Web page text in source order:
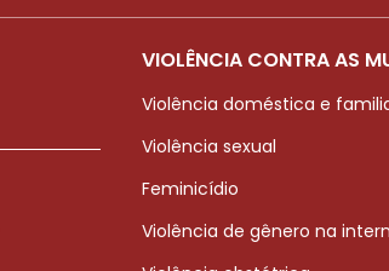
VIOLÊNCIA CONTRA AS
Violência doméstica e
Violência sexual
Feminicídio
Violência de gênero na